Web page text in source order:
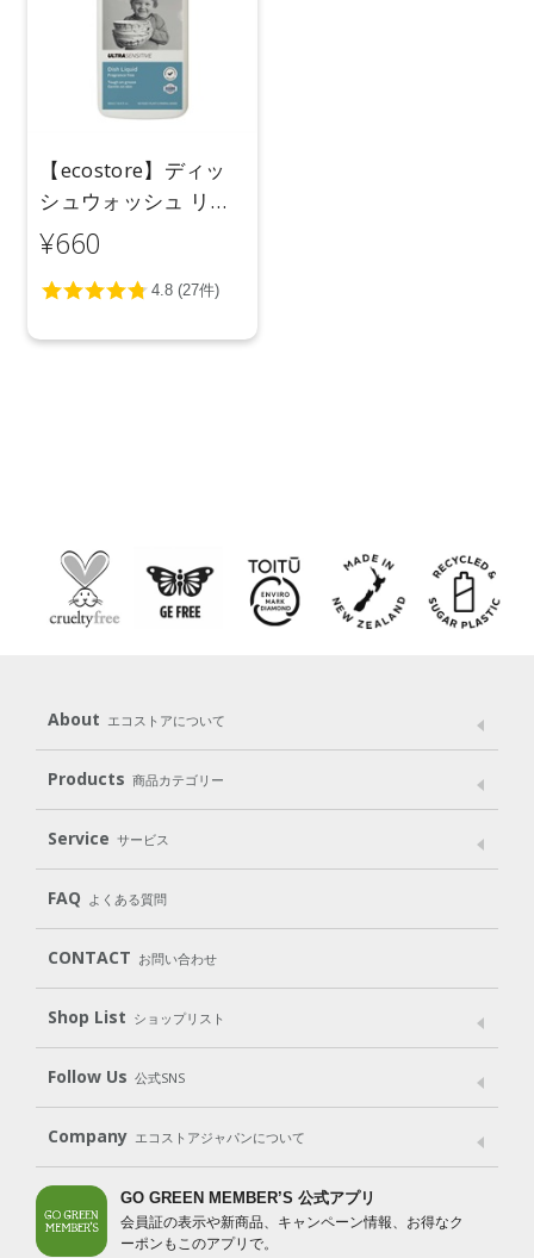
【ecostore】ディッ
シュウォッシュ リキ
ッド ＜無香料＞
500mL
¥660
About エコストアについて
メッセージ ブランドストーリー
パッケージへのこだわり
動物実験をしない
Products 商品カテゴリー
Laundry
Cleaning Baby Kids
Body（ボディ） Hair（ヘア） Oral care（オーラルケア）
Goods （グッズ）
Gift set
Service サービス
User Guide
Subscription（定期便）
FAQ よくある質問
CONTACT お問い合わせ
Shop List ショップリスト
Shop List
Follow Us 公式SNS
LINE＠ Instagram Facebook
Company エコストアジャパンについて
会社案内 ご利用規約
プライバシーポリシー
特定商取引法に基づく表示
免責事項
GO GREEN MEMBER’S 公式アプリ
会員証の表示や新商品、キャンペーン情報、お得なク
ーポンもこのアプリで。